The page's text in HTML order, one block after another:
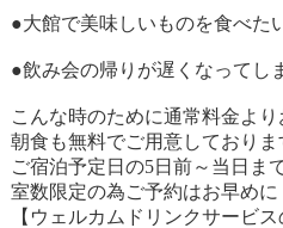
●大館で美味しいものを食べた
●飲み会の帰りが遅くなってし
こんな時のために通常料金より
朝食も無料でご用意しておりま
ご宿泊予定日の5日前～当日ま
室数限定の為ご予約はお早めに
【ウェルカムドリンクサービス